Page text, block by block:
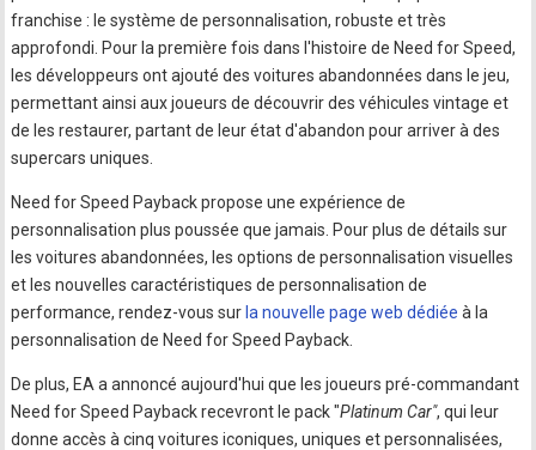
franchise : le système de personnalisation, robuste et très
approfondi. Pour la première fois dans l'histoire de Need for Speed,
les développeurs ont ajouté des voitures abandonnées dans le jeu,
permettant ainsi aux joueurs de découvrir des véhicules vintage et
de les restaurer, partant de leur état d'abandon pour arriver à des
supercars uniques.
Need for Speed Payback propose une expérience de
personnalisation plus poussée que jamais. Pour plus de détails sur
les voitures abandonnées, les options de personnalisation visuelles
et les nouvelles caractéristiques de personnalisation de
performance, rendez-vous sur la nouvelle page web dédiée à la
personnalisation de Need for Speed Payback.
De plus, EA a annoncé aujourd'hui que les joueurs pré-commandant
Need for Speed Payback recevront le pack "Platinum Car", qui leur
donne accès à cinq voitures iconiques, uniques et personnalisées,